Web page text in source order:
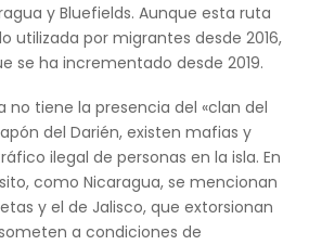
y Bluefields. Aunque esta ruta
utilizada por migrantes desde 2016,
se ha incrementado desde 2019.
no tiene la presencia del «clan del
del Darién, existen mafias y
ilegal de personas en la isla. En
como Nicaragua, se mencionan
y el de Jalisco, que extorsionan
a condiciones de